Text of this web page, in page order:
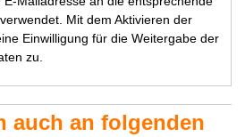
Mit dem Aktivieren der
Einwilligung für die Weitergabe der
zu.
auch an folgenden